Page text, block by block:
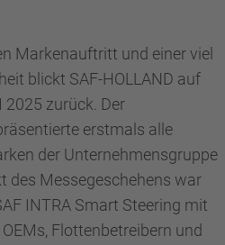
Markenauftritt und einer viel
blickt SAF-HOLLAND auf
2025 zurück. Der
erstmals alle
der Unternehmensgruppe
des Messegeschehens war
INTRA Smart Steering mit
Flottenbetreibern und